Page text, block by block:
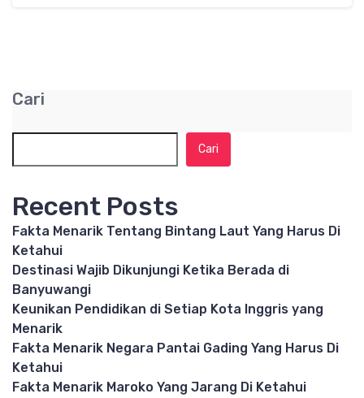
Cari
Cari
Recent Posts
Fakta Menarik Tentang Bintang Laut Yang Harus Di
Ketahui
Destinasi Wajib Dikunjungi Ketika Berada di
Banyuwangi
Keunikan Pendidikan di Setiap Kota Inggris yang
Menarik
Fakta Menarik Negara Pantai Gading Yang Harus Di
Ketahui
Fakta Menarik Maroko Yang Jarang Di Ketahui